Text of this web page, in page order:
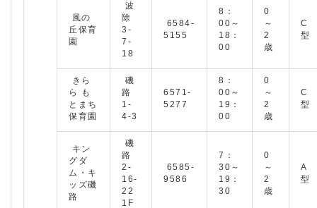
風の
丘保育
園
波
除
3-
7-
18
6584-
5155
8：
00～
18：
00
0
～
2
歳
C
型
きら
ら も
とまち
保育園
磯
路
1-
4-3
6571-
5277
8：
00～
19：
00
0
～
2
歳
C
型
キン
グダ
ム・キ
ッズ磯
路
磯
路
2-
16-
22
1F
6585-
9586
7：
30～
19：
30
0
～
2
歳
A
型